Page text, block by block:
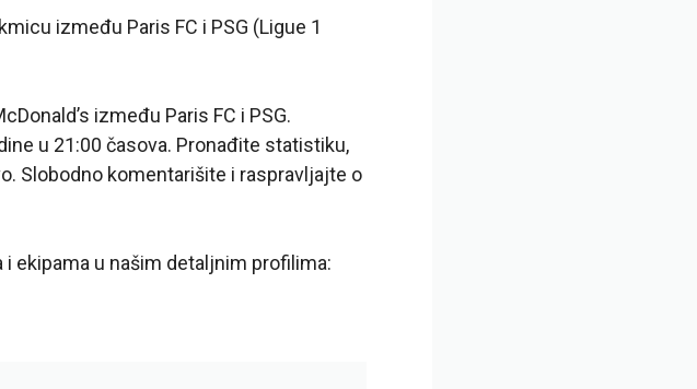
između Paris FC i PSG (Ligue 1
između Paris FC i PSG.
u 21:00 časova. Pronađite statistiku,
Slobodno komentarišite i raspravljajte o
ekipama u našim detaljnim profilima: